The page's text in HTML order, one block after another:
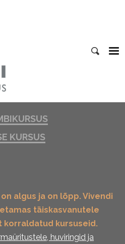
KURSUS
algus ja on lõpp. Vivendi
täiskasvanutele
korraldatud kursuseid.
huviringid ja